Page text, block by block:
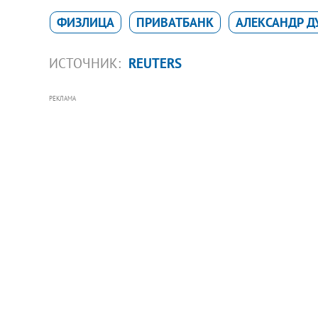
ФИЗЛИЦА ПРИВАТБАНК АЛЕКСАНДР
ИСТОЧНИК: REUTERS
РЕКЛАМА